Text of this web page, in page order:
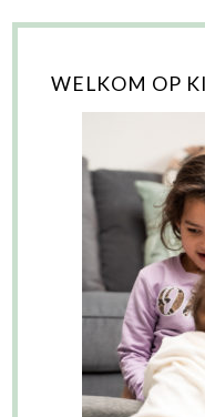
WELKOM OP